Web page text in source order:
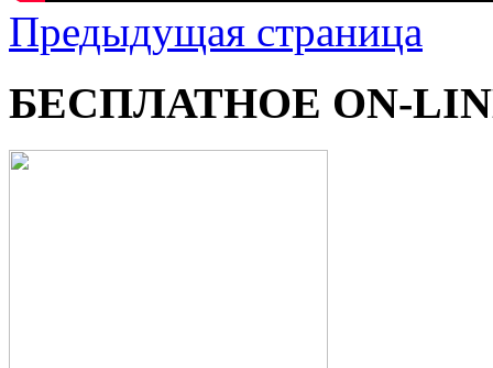
Предыдущая страница
БЕСПЛАТНОЕ ON-